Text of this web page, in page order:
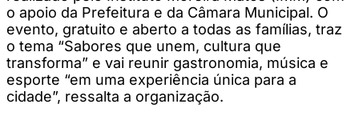
o apoio da Prefeitura e da Câmara Municipal. O
evento, gratuito e aberto a todas as famílias, traz
o tema “Sabores que unem, cultura que
transforma” e vai reunir gastronomia, música e
esporte “em uma experiência única para a
cidade”, ressalta a organização.